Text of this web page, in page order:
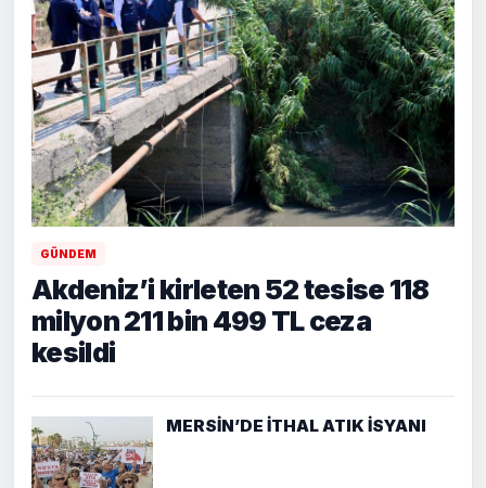
GÜNDEM
Akdeniz’i kirleten 52 tesise 118
milyon 211 bin 499 TL ceza
kesildi
MERSİN’DE İTHAL ATIK İSYANI